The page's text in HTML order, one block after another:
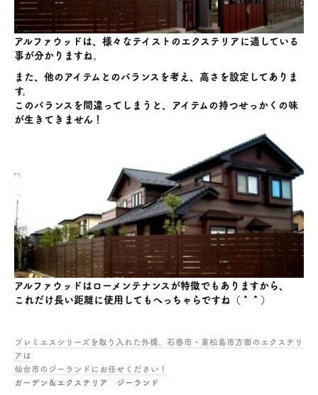
アルファウッドは、様々なテイストのエクステリアに適している
事が分かりますね。
また、他のアイテムとのバランスを考え、高さを設定してありま
す。
このバランスを間違ってしまうと、アイテムの持つせっかくの味
が生きてきません！
アルファウッドはローメンテナンスが特徴でもありますから、
これだけ長い距離に使用してもへっちゃらですね（＾＾）
プレミエスシリーズを取り入れた外構、石巻市・東松島市方面のエクステリ
アは
仙台市のジーランドにお任せください！
ガーデン＆エクステリア ジーランド